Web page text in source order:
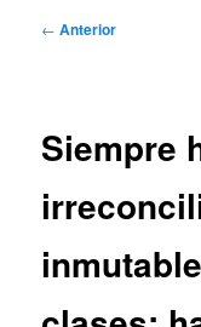
Navegación
← Anterior
Siempre